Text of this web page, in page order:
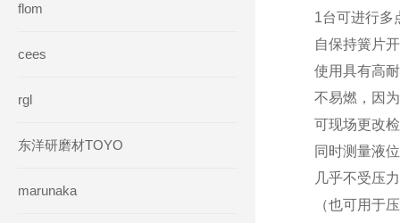
flom
cees
rgl
东洋研磨材TOYO
marunaka
1台可进行多
自保持簧片
使用具有高
不易燃，因
可现场更改
同时测量液
几乎不受压
（也可用于